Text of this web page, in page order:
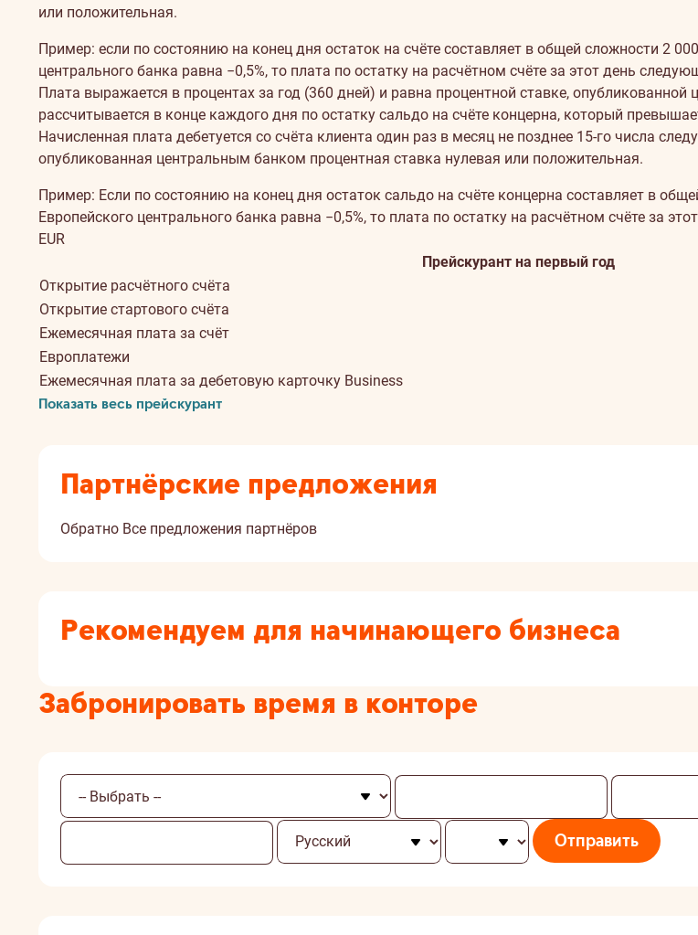
или положительная.
Пример: если по состоянию на конец дня остаток на счёте составляет в общей сложности 2
центрального банка равна −0,5%, то плата по остатку на расчётном счёте за этот день
Плата выражается в процентах за год (360 дней) и равна процентной ставке,
рассчитывается в конце каждого дня по остатку сальдо на счёте концерна, который
Начисленная плата дебетуется со счёта клиента один раз в месяц не позднее 15-го числа
опубликованная центральным банком процентная ставка нулевая или положительная.
Пример: Если по состоянию на конец дня остаток сальдо на счёте концерна составляет в
Европейского центрального банка равна −0,5%, то плата по остатку на расчётном счёте за
EUR
Прейскурант на первый год
Открытие расчётного счёта
Открытие стартового счёта
Ежемесячная плата за счёт
Европлатежи
Ежемесячная плата за дебетовую карточку Business
Показать весь прейскурант
Партнёрские предложения
Обратно Все предложения партнёров
Рекомендуем для начинающего бизнеса
Забронировать время в конторе
Отправить